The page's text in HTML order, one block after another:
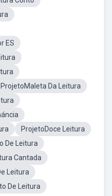
ES
ProjetoMaleta Da Leitura
ProjetoDoce Leitura
De Leitura
Cantada
Leitura
De Leitura